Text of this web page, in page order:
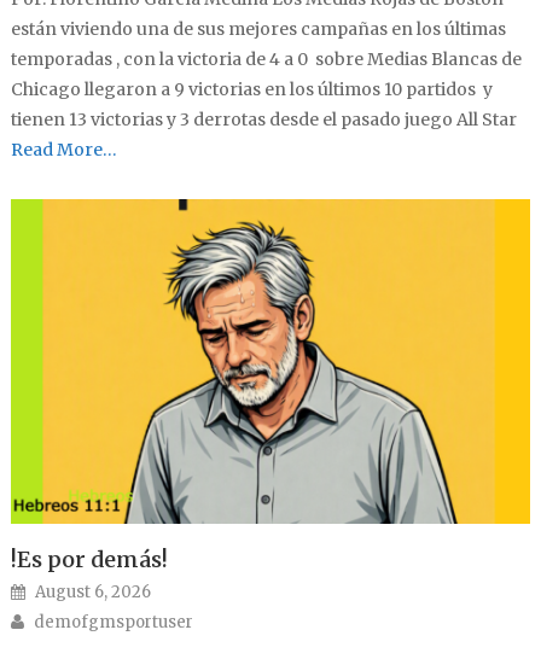
están viviendo una de sus mejores campañas en los últimas
temporadas , con la victoria de 4 a 0 sobre Medias Blancas de
Chicago llegaron a 9 victorias en los últimos 10 partidos y
tienen 13 victorias y 3 derrotas desde el pasado juego All Star
Read More…
!Es por demás!
Posted on
August 6, 2026
Author
demofgmsportuser